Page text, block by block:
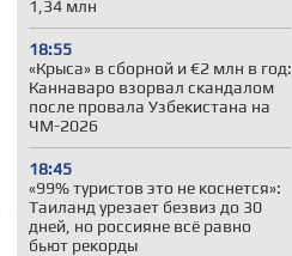
1,34 млн
18:55
«Крыса» в сборной и €2 млн в год:
Каннаваро взорвал скандалом
после провала Узбекистана на
ЧМ-2026
18:45
«99% туристов это не коснется»:
Таиланд урезает безвиз до 30
дней, но россияне всё равно
бьют рекорды